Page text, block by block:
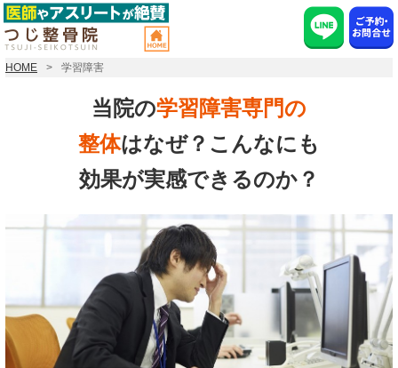
HOME 学習障害
当院の学習障害専門の
整体はなぜ？こんなにも
効果が実感できるのか？